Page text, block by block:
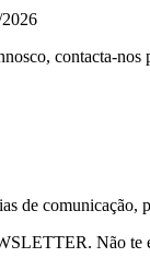
contacta-nos
de comunicação,
Não te